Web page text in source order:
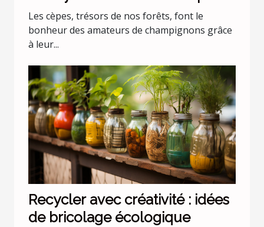
Les cèpes, trésors de nos forêts, font le
bonheur des amateurs de champignons grâce
à leur...
Recycler avec créativité : idées
de bricolage écologique